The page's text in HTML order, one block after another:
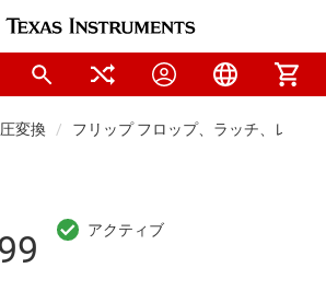
変換 フリップ フロップ、ラッチ、レジス